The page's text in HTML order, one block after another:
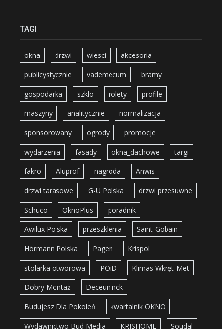
TAGI
okna drzwi wiesci akcesoria
publicystycznie vademecum bramy
gospodarka szklo rolety profile
maszyny analitycznie normalizacja
sponsorowany ogrody promocje
wydarzenia fasady okna_dachowe targi
fakro Aluprof nagroda Anwis
drzwi tarasowe G-U Polska drzwi przesuwne
Schüco OknoPlus poradnik
Awilux Polska przeszklenia Saint-Gobain
Hörmann Polska Pagen Krispol
stolarka otworowa POiD Klimas Wkręt-Met
Dobry Montaż Deceuninck
Budujesz Dla Pokoleń kwartalnik OKNO
Wydawnictwo Bud Media KRISHOME Soudal